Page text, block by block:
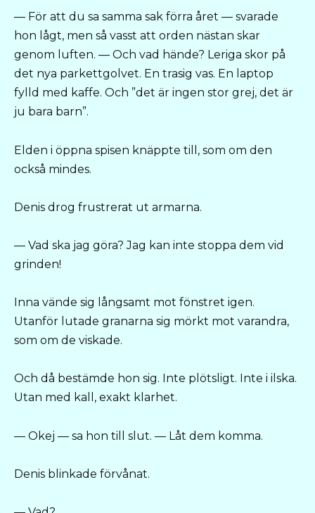
— För att du sa samma sak förra året — svarade
hon lågt, men så vasst att orden nästan skar
genom luften. — Och vad hände? Leriga skor på
det nya parkettgolvet. En trasig vas. En laptop
fylld med kaffe. Och ”det är ingen stor grej, det är
ju bara barn”.
Elden i öppna spisen knäppte till, som om den
också mindes.
Denis drog frustrerat ut armarna.
— Vad ska jag göra? Jag kan inte stoppa dem vid
grinden!
Inna vände sig långsamt mot fönstret igen.
Utanför lutade granarna sig mörkt mot varandra,
som om de viskade.
Och då bestämde hon sig. Inte plötsligt. Inte i ilska.
Utan med kall, exakt klarhet.
— Okej — sa hon till slut. — Låt dem komma.
Denis blinkade förvånat.